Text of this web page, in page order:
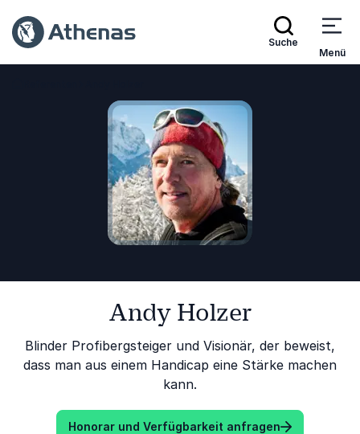
Suche
Menü
Andy Holzer
Blinder Profibergsteiger und Visionär, der beweist,
dass man aus einem Handicap eine Stärke machen
kann.
Honorar und Verfügbarkeit anfragen